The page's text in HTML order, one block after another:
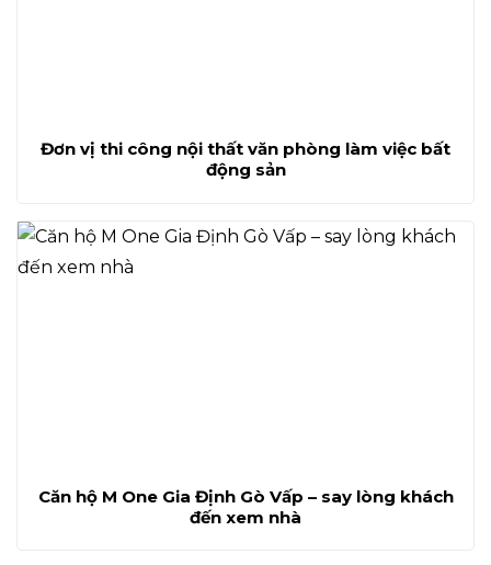
Đơn vị thi công nội thất văn phòng làm việc bất
động sản
Căn hộ M One Gia Định Gò Vấp – say lòng khách
đến xem nhà